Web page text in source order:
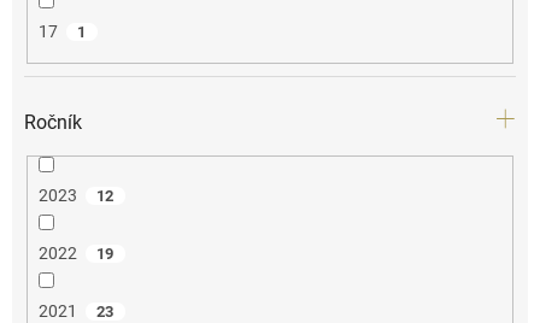
17 1
Ročník
2023 12
2022 19
2021 23